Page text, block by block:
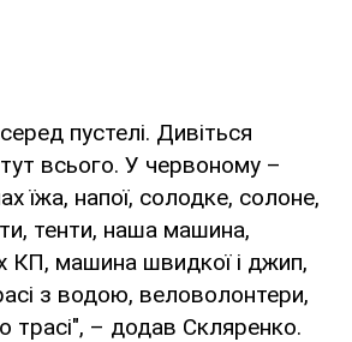
пустелі. Дивіться
всього. У червоному –
їжа, напої, солодке, солоне,
тенти, наша машина,
КП, машина швидкої і джип,
з водою, веловолонтери,
трасі", – додав Скляренко.